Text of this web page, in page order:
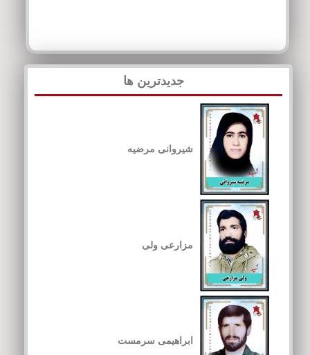
جدیدترین ها
شیروانی مرضیه
مزارعی ولی
ابراهیمی سرمست